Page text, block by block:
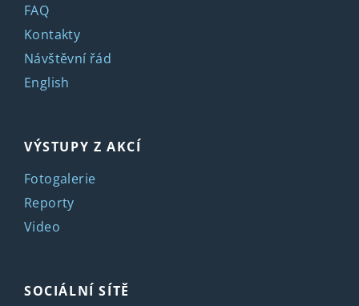
FAQ
Kontakty
Návštěvní řád
English
VÝSTUPY Z AKCÍ
Fotogalerie
Reporty
Video
SOCIÁLNÍ SÍTĚ